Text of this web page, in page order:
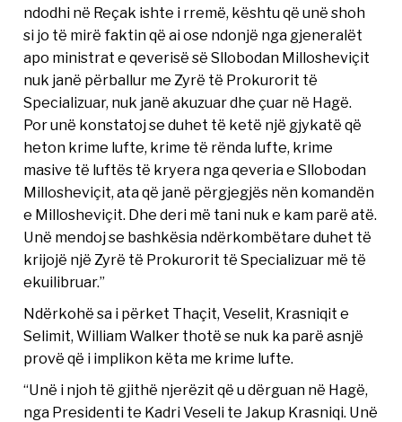
ndodhi në Reçak ishte i rremë, kështu që unë shoh
si jo të mirë faktin që ai ose ndonjë nga gjeneralët
apo ministrat e qeverisë së Sllobodan Millosheviçit
nuk janë përballur me Zyrë të Prokurorit të
Specializuar, nuk janë akuzuar dhe çuar në Hagë.
Por unë konstatoj se duhet të ketë një gjykatë që
heton krime lufte, krime të rënda lufte, krime
masive të luftës të kryera nga qeveria e Sllobodan
Millosheviçit, ata që janë përgjegjës nën komandën
e Millosheviçit. Dhe deri më tani nuk e kam parë atë.
Unë mendoj se bashkësia ndërkombëtare duhet të
krijojë një Zyrë të Prokurorit të Specializuar më të
ekuilibruar.”
Ndërkohë sa i përket Thaçit, Veselit, Krasniqit e
Selimit, William Walker thotë se nuk ka parë asnjë
provë që i implikon këta me krime lufte.
“Unë i njoh të gjithë njerëzit që u dërguan në Hagë,
nga Presidenti te Kadri Veseli te Jakup Krasniqi. Unë